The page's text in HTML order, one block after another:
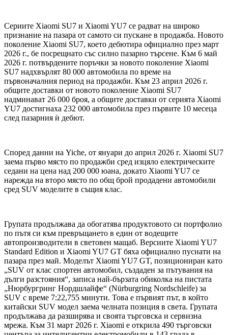
Сериите Xiaomi SU7 и Xiaomi YU7 се радват на широко
признание на пазара от самото си пускане в продажба. Новото
поколение Xiaomi SU7, което дебютира официално през март
2026 г., бе посрещнато със силно пазарно търсене. Към 6 май
2026 г. потвърдените поръчки за новото поколение Xiaomi
SU7 надхвърлят 80 000 автомобила по време на
първоначалния период на продажби. Към 23 април 2026 г.
общите доставки от новото поколение Xiaomi SU7
надминават 26 000 броя, а общите доставки от серията Xiaomi
YU7 достигнаха 232 000 автомобила през първите 10 месеца
след пазарния ѝ дебют.
Според данни на Yiche, от януари до април 2026 г. Xiaomi SU7
заема първо място по продажби сред изцяло електрическите
седани на цена над 200 000 юана, докато Xiaomi YU7 се
нарежда на второ място по общ брой продадени автомобили
сред SUV моделите в същия клас.
Групата продължава да обогатява продуктовото си портфолио
по пътя си към превръщането в един от водещите
автопроизводители в световен мащаб. Версиите Xiaomi YU7
Standard Edition и Xiaomi YU7 GT бяха официално пуснати на
пазара през май. Моделът Xiaomi YU7 GT, позициониран като
„SUV от клас спортен автомобил, създаден за пътувания на
дълги разстояния“, записа най-бързата обиколка на пистата
„Нюрбургринг Нордшлайфе“ (Nürburgring Nordschleife) за
SUV с време 7:22,755 минути. Това е първият път, в който
китайски SUV модел заема челната позиция в света. Групата
продължава да разширява и своята търговска и сервизна
мрежа. Към 31 март 2026 г. Xiaomi е открила 490 търговски